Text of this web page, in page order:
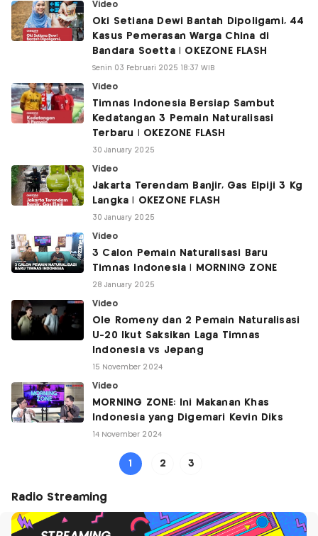
Video
Oki Setiana Dewi Bantah Dipoligami, 44
Kasus Pemerasan Warga China di
Bandara Soetta | OKEZONE FLASH
Senin 03 Februari 2025 18:37 WIB
Video
Timnas Indonesia Bersiap Sambut
Kedatangan 3 Pemain Naturalisasi
Terbaru | OKEZONE FLASH
30 January 2025
Video
Jakarta Terendam Banjir, Gas Elpiji 3 Kg
Langka | OKEZONE FLASH
30 January 2025
Video
3 Calon Pemain Naturalisasi Baru
Timnas Indonesia | MORNING ZONE
28 January 2025
Video
Ole Romeny dan 2 Pemain Naturalisasi
U-20 Ikut Saksikan Laga Timnas
Indonesia vs Jepang
15 November 2024
Video
MORNING ZONE: Ini Makanan Khas
Indonesia yang Digemari Kevin Diks
14 November 2024
1 2 3
Radio Streaming